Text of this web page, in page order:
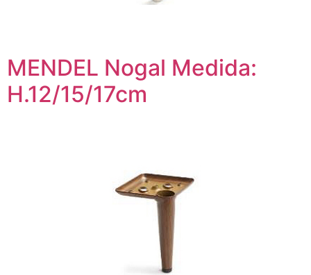
MENDEL Nogal Medida:
H.12/15/17cm